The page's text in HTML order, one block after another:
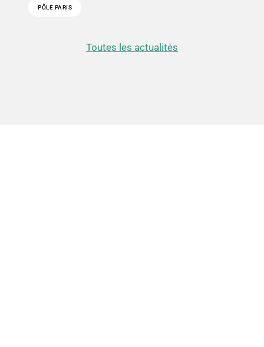
PÔLE PARIS
Toutes les actualités